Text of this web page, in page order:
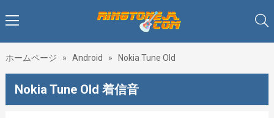
ホームページ » Android » Nokia Tune Old
Nokia Tune Old 着信音